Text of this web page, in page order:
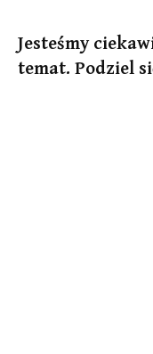
Jesteśmy
temat. Podziel